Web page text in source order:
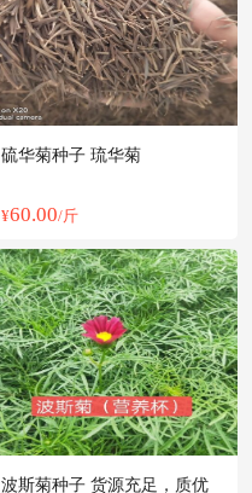
硫华菊种子 琉华菊
¥60.00/斤
波斯菊种子 货源充足，质优